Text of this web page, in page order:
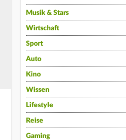
Musik & Stars
Wirtschaft
Sport
Auto
Kino
Wissen
Lifestyle
Reise
Gaming